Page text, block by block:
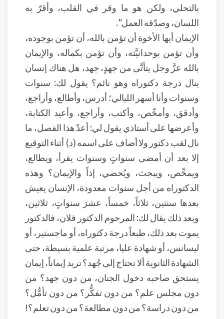
بالتحلي، ولكن هو ما وقر في القلب، وأقرّ به
اللسان، وصدّقه العمل".
الإيمان أيها الأخوة أن تؤمن بالله، أن تؤمن بوجوده،
وأن تؤمن بوحدانيَّته، وأن تؤمن بكماله، والإيمان
بالله عزَّ وجل يتأتَّى من جهدٍ، جهد، هل هناك إنسان
ينال درجة دكتوراه وهو نائم؟ يقول لك: سنوات
وسنوات وأنا أسهر الليالي؛ أدرس، وأطالع، وأراجع،
وأدقق، وأمحِّص، وأكتب، وأراجع، وأعيد الكتابة،
وأعرضها على أستاذي يقول لي: أعدْ هذا الفصل، ما
نال لقب دكتور ولا أضاف على اسمه (د) أثناء التوقيع
إلا بعد أن أمضى سنواتٍ وسنوات يقرأ، ويطالع،
ويمحِّص، ويبحث، ويُحصي، إذاً والإيمان؟ وهذه
الدكتوراه من أجل سنوات معدودة، الإنسان يعيش
بعدها سنتين، ثلاثاً، خمساً، عشرَ سنواتٍ، ثلاثين،
وبعد ذلك يقال لك: المرحوم الدكتور فلان، فالدكتور
يموت بعد ذلك، طبعاً درجة دكتوراه، أو ماجستير، أو
ليسانس، أو شهادة عليا، مرتبة علمية بسيطة، حتى
الشهادة الثانوية ألا تحتاج إلى جُهد؟ تريد إيماناً، إيمان
يستحق صاحبه دخول الجنان، من دون جهد؟ من
دون مجلس علم؟ من دون تفكُّر؟ من دون تأمُّل؟
من دون دراسة؟ من دون مطالعة؟ من دون تعلم؟!